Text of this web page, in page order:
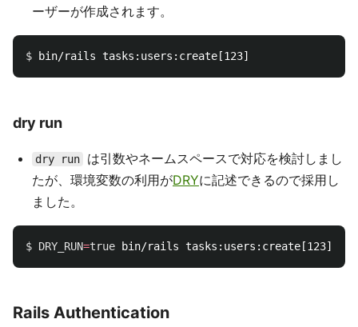
ーザーが作成されます。
$
dry run
dry run
は引数やネームスペースで対応を検討しまし
たが、環境変数の利用がDRYに記述できるので採用し
ました。
$ DRY_RUN=true
Rails Authentication